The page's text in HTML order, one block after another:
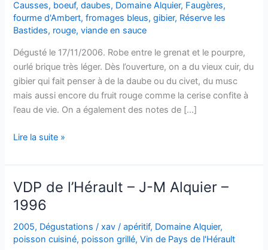
Causses, boeuf,daubes, Domaine Alquier, Faugères,
fourme d'Ambert,fromages bleus,gibier, Réserve les
Bastides, rouge,viande en sauce
Dégusté le 17/11/2006. Robe entre le grenat et le pourpre,
ourlé brique très léger. Dès l’ouverture, on a du vieux cuir, du
gibier qui fait penser à de la daube ou du civet, du musc
mais aussi encore du fruit rouge comme la cerise confite à
l’eau de vie. On a également des notes de […]
Faugères
Les
Bastides
–
Domaine
Alquier
–
Lire la suite »
VDP de l’Hérault – J-M Alquier –
1996
2005, Dégustations /xav/apéritif, Domaine Alquier,
poisson cuisiné, poisson grillé,Vin de Pays de l'Hérault